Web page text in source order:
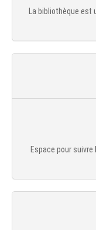
La bibliothèque
Espace pour